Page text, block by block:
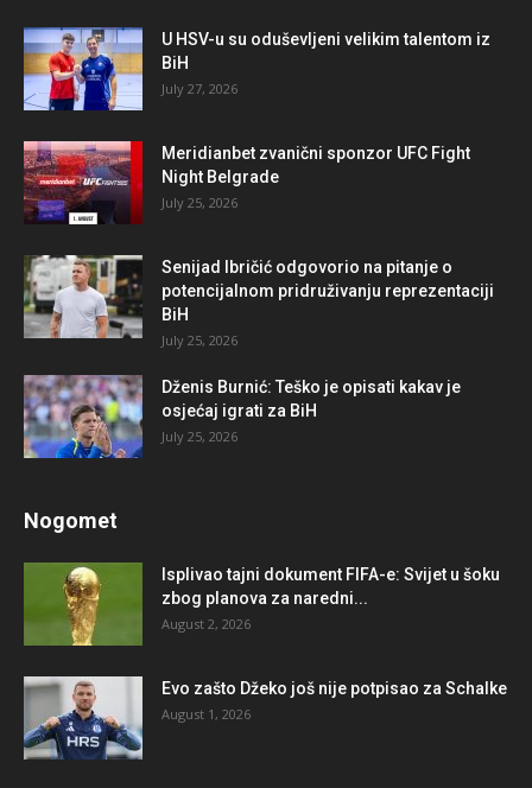
U HSV-u su oduševljeni velikim talentom iz
BiH
July 27, 2026
Meridianbet zvanični sponzor UFC Fight
Night Belgrade
July 25, 2026
Senijad Ibričić odgovorio na pitanje o
potencijalnom pridruživanju reprezentaciji
BiH
July 25, 2026
Dženis Burnić: Teško je opisati kakav je
osjećaj igrati za BiH
July 25, 2026
Nogomet
Isplivao tajni dokument FIFA-e: Svijet u šoku
zbog planova za naredni...
August 2, 2026
Evo zašto Džeko još nije potpisao za Schalke
August 1, 2026